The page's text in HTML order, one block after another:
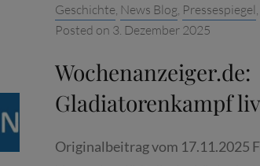
PARIA.
Categories:
Geschichte, News Blog, Pressespiegel,
Posted on 3. Dezember 2025
Wochenanzeiger.de:
Gladiatorenkampf
Originalbeitrag vom 17.11.2025